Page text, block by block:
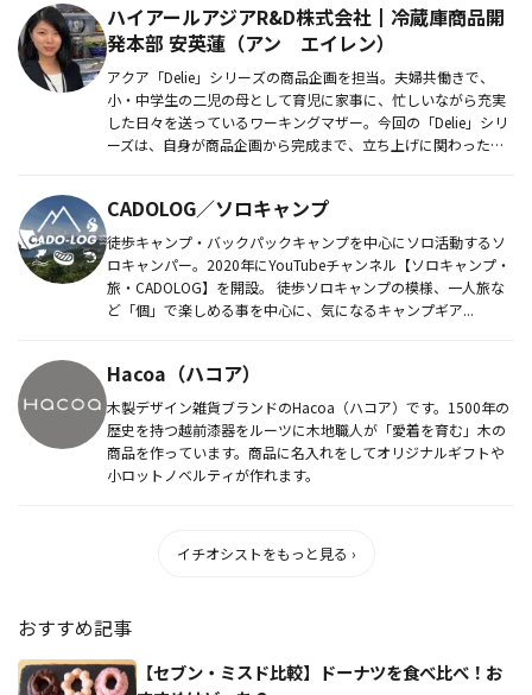
ハイアールアジアR&D株式会社┃冷蔵庫商品開
発本部 安英蓮（アン エイレン）
アクア「Delie」シリーズの商品企画を担当。夫婦共働きで、
小・中学生の二児の母として育児に家事に、忙しいながら充実
した日々を送っているワーキングマザー。今回の「Delie」シリ
ーズは、自身が商品企画から完成まで、立ち上げに関わった。
CADOLOG／ソロキャンプ
徒歩キャンプ・バックパックキャンプを中心にソロ活動するソ
ロキャンパー。2020年にYouTubeチャンネル【ソロキャンプ・
旅・CADOLOG】を開設。 徒歩ソロキャンプの模様、一人旅な
ど「個」で楽しめる事を中心に、気になるキャンプギア...
Hacoa（ハコア）
木製デザイン雑貨ブランドのHacoa（ハコア）です。1500年の
歴史を持つ越前漆器をルーツに木地職人が「愛着を育む」木の
商品を作っています。商品に名入れをしてオリジナルギフトや
小ロットノベルティが作れます。
イチオシストをもっと見る ›
おすすめ記事
【セブン・ミスド比較】ドーナツを食べ比べ！お